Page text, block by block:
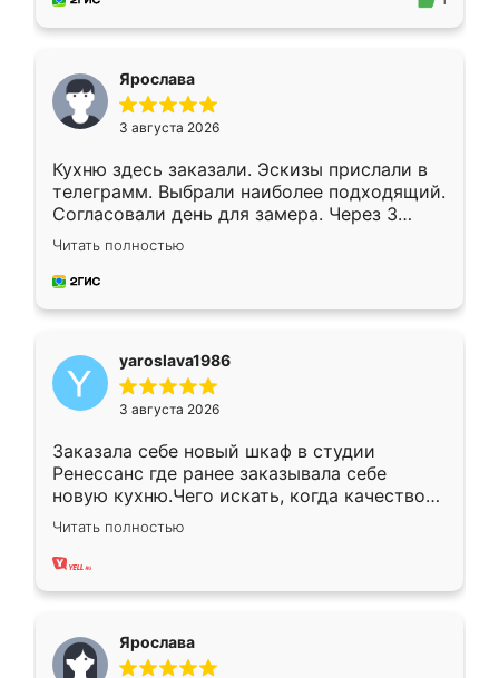
Ярослава
3 августа 2026
Кухню здесь заказали. Эскизы прислали в
телеграмм. Выбрали наиболее подходящий.
Согласовали день для замера. Через 3
недели кухня была уже готова. Остались
довольны работой. Спасибо Ренессанс
мебель за качественную работу!
Читать полностью
yaroslava1986
3 августа 2026
Заказала себе новый шкаф в студии
Ренессанс где ранее заказывала себе
новую кухню.Чего искать, когда качеством
вполне довольна. Служит кухня уже почти
два года, нареканий нет.
Читать полностью
Ярослава